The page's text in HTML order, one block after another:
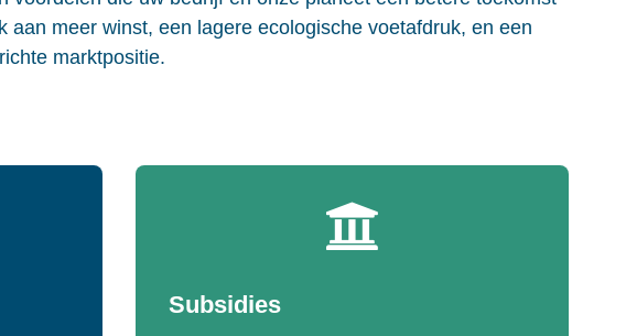
aan meer winst, een lagere ecologische voetafdruk, en een
marktpositie.
Subsidies